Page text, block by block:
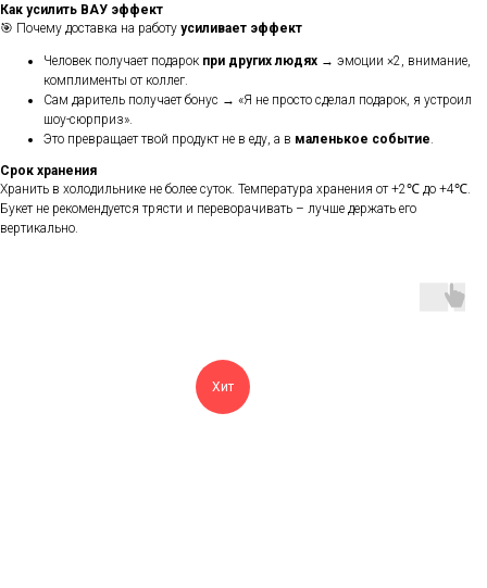
Как усилить ВАУ эффект
🎯 Почему доставка на работу усиливает эффект
Человек получает подарок при других людях → эмоции ×2, внимание,
комплименты от коллег.
Сам даритель получает бонус → «Я не просто сделал подарок, я устроил
шоу-сюрприз».
Это превращает твой продукт не в еду, а в маленькое событие.
Срок хранения
Хранить в холодильнике не более суток. Температура хранения от +2℃ до +4℃.
Букет не рекомендуется трясти и переворачивать – лучше держать его
вертикально.
Хит